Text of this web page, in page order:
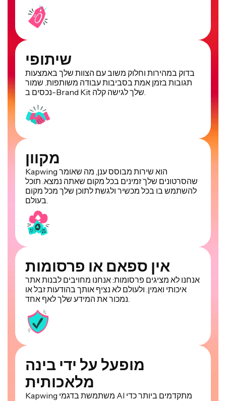
שיתופי
בדוק במהירות וחלוק משוב עם הצוות שלך באמצעות
תגובות בזמן אמת בסביבות עבודה משותפות. שמור
מקוון
Kapwing הוא שירות מבוסס ענן, מה שאומר
שהסרטונים שלך זמינים בכל מקום שאתה נמצא. תוכל
להשתמש בו בכל מכשיר ולגשת לתוכן שלך מכל מקום
אין ספאם או פרסומות
אנחנו לא מציגים פרסומות: אנחנו מחויבים לבנות אתר
איכותי ואמין. ולעולם לא נציף אותך בהודעות זבל או
מופעל על ידי בינה
מלאכותית
Kapwing משתמשת בדגמי AI מתקדמים ביותר כדי